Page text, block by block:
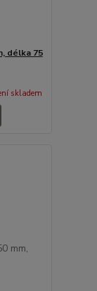
délka 75
skladem